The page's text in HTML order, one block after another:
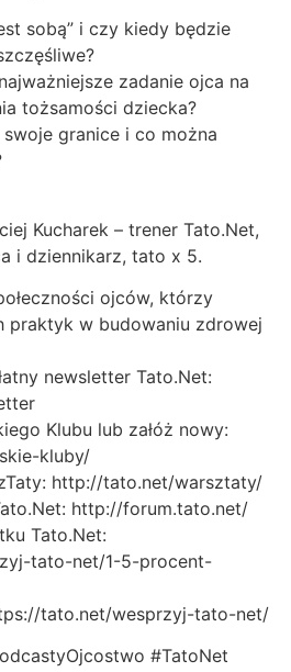
sobą” i czy kiedy będzie
zadanie ojca na
tożsamości dziecka?
granice i co można
Kucharek – trener Tato.Net,
i dziennikarz, tato x 5.
ojców, którzy
praktyk w budowaniu zdrowej
newsletter Tato.Net:
Klubu lub załóż nowy:
kluby/
http://tato.net/warsztaty/
http://forum.tato.net/
Tato.Net:
tato-net/1-5-procent-
tato.net/wesprzyj-tato-net/
#TatoNet